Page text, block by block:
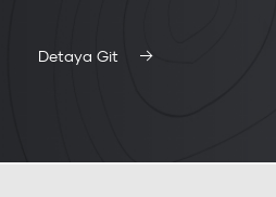
Detaya Git